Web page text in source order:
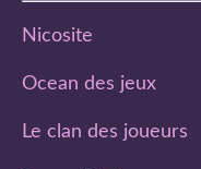
Nicosite
Ocean des jeux
Le clan des joueurs